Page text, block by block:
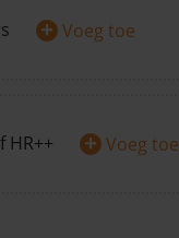
+ Voeg toe
HR++ + Voeg toe